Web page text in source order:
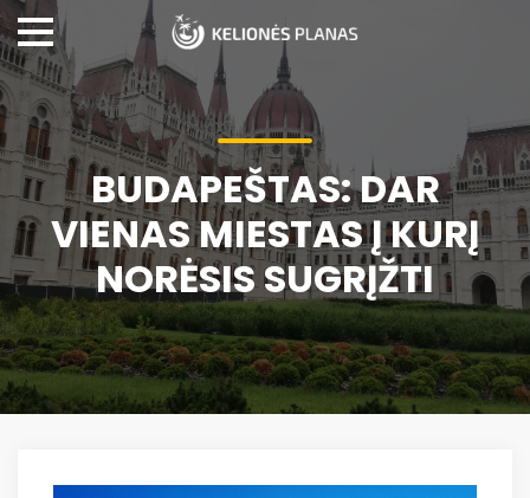
BUDAPEŠTAS: DAR
VIENAS MIESTAS Į KURĮ
NORĖSIS SUGRĮŽTI